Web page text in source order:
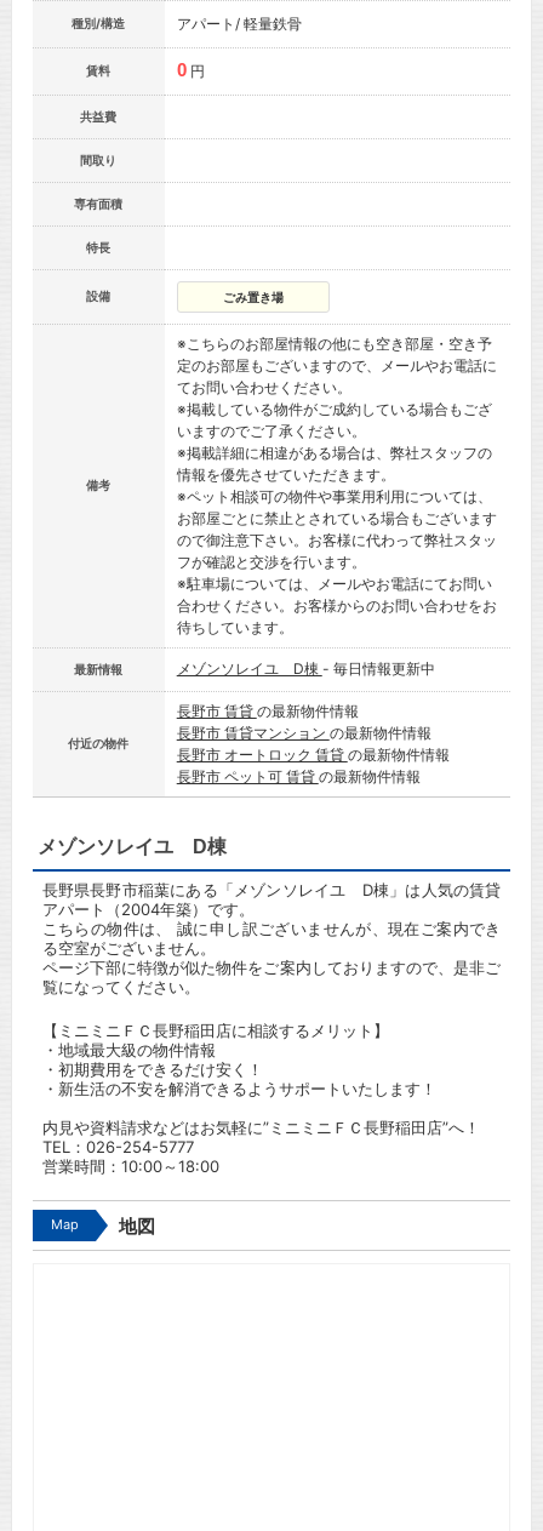
種別/構造 アパート/ 軽量鉄骨
賃料 0 円
共益費
間取り
専有面積
特長
設備 ごみ置き場
備考
※こちらのお部屋情報の他にも空き部屋・空き予
定のお部屋もございますので、メールやお電話に
てお問い合わせください。
※掲載している物件がご成約している場合もござ
いますのでご了承ください。
※掲載詳細に相違がある場合は、弊社スタッフの
情報を優先させていただきます。
※ペット相談可の物件や事業用利用については、
お部屋ごとに禁止とされている場合もございます
ので御注意下さい。お客様に代わって弊社スタッ
フが確認と交渉を行います。
※駐車場については、メールやお電話にてお問い
合わせください。お客様からのお問い合わせをお
待ちしています。
最新情報 メゾンソレイユ D棟 - 毎日情報更新中
付近の物件
長野市 賃貸 の最新物件情報
長野市 賃貸マンション の最新物件情報
長野市 オートロック 賃貸 の最新物件情報
長野市 ペット可 賃貸 の最新物件情報
メゾンソレイユ D棟
長野県長野市稲葉にある「メゾンソレイユ D棟」は人気の賃貸
アパート（2004年築）です。
こちらの物件は、 誠に申し訳ございませんが、現在ご案内でき
る空室がございません。
ページ下部に特徴が似た物件をご案内しておりますので、是非ご
覧になってください。
【ミニミニＦＣ長野稲田店に相談するメリット】
・地域最大級の物件情報
・初期費用をできるだけ安く！
・新生活の不安を解消できるようサポートいたします！
内見や資料請求などはお気軽に”ミニミニＦＣ長野稲田店”へ！
TEL： 026-254-5777
営業時間：10:00～18:00
Map 地図